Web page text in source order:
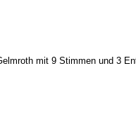
mit 9 Stimmen und 3